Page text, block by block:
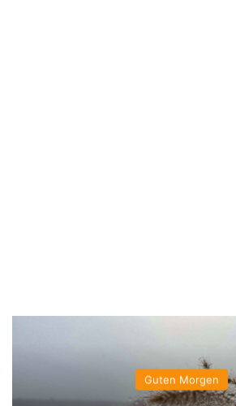
Guten Morgen